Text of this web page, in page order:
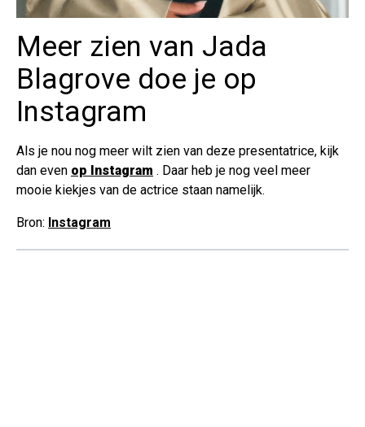
Meer zien van Jada
Blagrove doe je op
Instagram
Als je nou nog meer wilt zien van deze presentatrice, kijk
dan even op Instagram . Daar heb je nog veel meer
mooie kiekjes van de actrice staan namelijk.
Bron: Instagram